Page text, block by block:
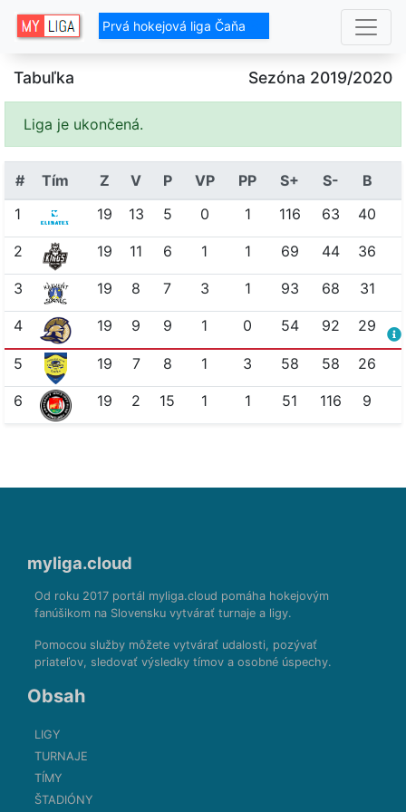
Prvá hokejová liga Čaňa
Tabuľka Sezóna 2019/2020
Liga je ukončená.
# Tím Z V P VP PP S+ S-
B
1
19 13 5 0 1 116 63 40
2 19 11 6 1 1 69 44 36
3 19 8 7 3 1 93 68 31
4 19 9 9 1 0 54 92 29
5 19 7 8 1 3 58 58 26
6 19 2 15 1 1 51 116 9
myliga.cloud
Od roku 2017 portál myliga.cloud pomáha hokejovým
fanúšikom na Slovensku vytvárať turnaje a ligy.
Pomocou služby môžete vytvárať udalosti, pozývať
priateľov, sledovať výsledky tímov a osobné úspechy.
Obsah
LIGY
TURNAJE
TÍMY
ŠTADIÓNY